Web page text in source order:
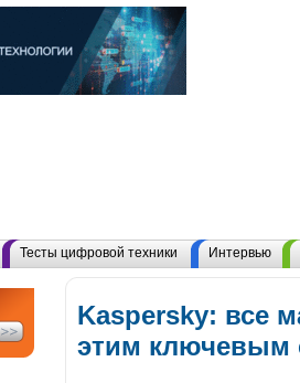
Тесты цифровой техники Интервью
Kaspersky: все
этим ключевым